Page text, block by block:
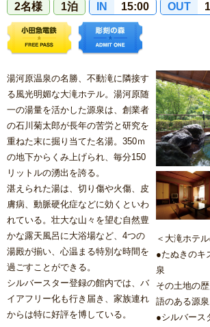
2名様 1泊 IN 15:00 OUT
湯河原温泉の名勝、不動滝に隣接す
る風光明媚な大滝ホテル。湯河原随
一の湯量を活かした源泉は、創業者
の石川菊太郎が長年の苦労と研究を
重ねた末に掘り当てた名湯。350ｍ
の地下からくみ上げられ、毎分150
リットルの湧出を誇る。
湛えられた湯は、切り傷や火傷、皮
膚病、動脈硬化症などに効くといわ
れている。壮大な山々を望む自然豊
かな露天風呂に大浴場など、4つの
湯殿が揃い、心温まる特別な時間を
過ごすことができる。
シルバースター登録の館内では、バ
イアフリー化も行き届き、家族連れ
からは特に好評を博している。
＜大滝ホテ
●たぬきのキ
泉
その土地の
語のある源泉
●シルバース